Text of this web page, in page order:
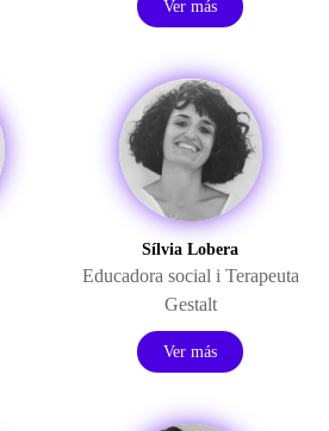
Ver más
Sílvia Lobera
Educadora social i Terapeuta
Gestalt
Ver más